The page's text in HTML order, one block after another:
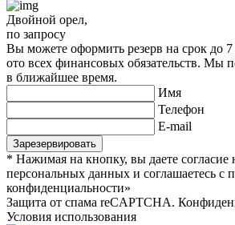
Двойной орел,
по запросу
Вы можете оформить резерв на срок до
ото всех финансовых обязательств. Мы
в ближайшее время.
Имя
Телефон
E-mail
* Нажимая на кнопку, вы даете согласие
персональных данных и соглашаетесь c
конфиденциальности»
Защита от спама reCAPTCHA.
Условия использования